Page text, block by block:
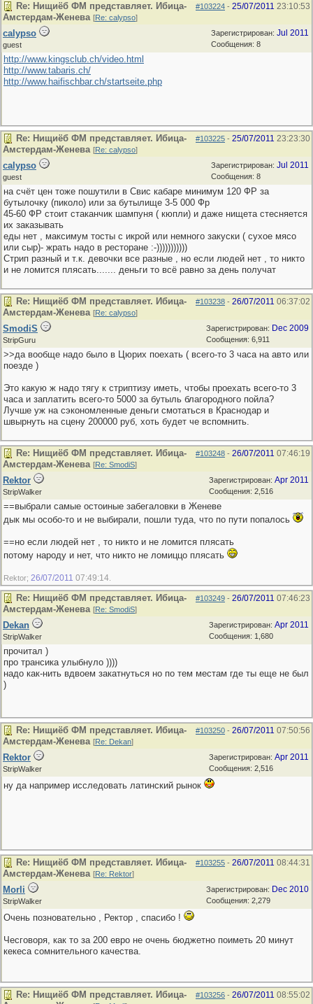
#103224 - 25/07/2011 23:10:53
Re: Нищиёб ФМ представляет. Ибица-
Амстердам-Женева [Re: calypso]
Зарегистрирован: Jul 2011
Сообщения: 8
calypso
guest
http://www.kingsclub.ch/video.html
http://www.tabaris.ch/
http://www.haifischbar.ch/startseite.php
#103225 - 25/07/2011 23:23:30
Re: Нищиёб ФМ представляет. Ибица-
Амстердам-Женева [Re: calypso]
Зарегистрирован: Jul 2011
Сообщения: 8
calypso
guest
на счёт цен тоже пошутили в Свис кабаре минимум 120 ФР за
бутылочку (пиколо) или за бутылище 3-5 000 Фр
45-60 ФР стоит стаканчик шампуня ( кюпли) и даже нищета стесняется
их заказывать
еды нет , максимум тосты с икрой или немного закуски ( сухое мясо
или сыр)- жрать надо в ресторане :-)))))))))))
Стрип разный и т.к. девочки все разные , но если людей нет , то никто
и не ломится плясать....... деньги то всё равно за день получат
#103238 - 26/07/2011 06:37:02
Re: Нищиёб ФМ представляет. Ибица-
Амстердам-Женева [Re: calypso]
Зарегистрирован: Dec 2009
Сообщения: 6,911
SmodiS
StripGuru
>>да вообще надо было в Цюрих поехать ( всего-то 3 часа на авто или
поезде )
Это какую ж надо тягу к стриптизу иметь, чтобы проехать всего-то 3
часа и заплатить всего-то 5000 за бутыль благородного пойла?
Лучше уж на сэкономленные деньги смотаться в Краснодар и
швырнуть на сцену 200000 руб, хоть будет че вспомнить.
#103248 - 26/07/2011 07:46:19
Re: Нищиёб ФМ представляет. Ибица-
Амстердам-Женева [Re: SmodiS]
Зарегистрирован: Apr 2011
Сообщения: 2,516
Rektor
StripWalker
==выбрали самые остоиные забегаловки в Женеве
дык мы особо-то и не выбирали, пошли туда, что по пути попалось
==но если людей нет , то никто и не ломится плясать
потому народу и нет, что никто не ломиццо плясать
Rektor; 26/07/2011 07:49:14
#103249 - 26/07/2011 07:46:23
Re: Нищиёб ФМ представляет. Ибица-
Амстердам-Женева [Re: SmodiS]
Зарегистрирован: Apr 2011
Сообщения: 1,680
Dekan
StripWalker
прочитал )
про трансика улыбнуло ))))
надо как-нить вдвоем закатнуться но по тем местам где ты еще не был
)
#103250 - 26/07/2011 07:50:56
Re: Нищиёб ФМ представляет. Ибица-
Амстердам-Женева [Re: Dekan]
Зарегистрирован: Apr 2011
Сообщения: 2,516
Rektor
StripWalker
ну да например исследовать латинский рынок
#103255 - 26/07/2011 08:44:31
Re: Нищиёб ФМ представляет. Ибица-
Амстердам-Женева [Re: Rektor]
Зарегистрирован: Dec 2010
Сообщения: 2,279
Morli
StripWalker
Очень позновательно , Ректор , спасибо !
Чесговоря, как то за 200 евро не очень бюджетно поиметь 20 минут
кекеса сомнительного качества.
#103256 - 26/07/2011 08:55:02
Re: Нищиёб ФМ представляет. Ибица-